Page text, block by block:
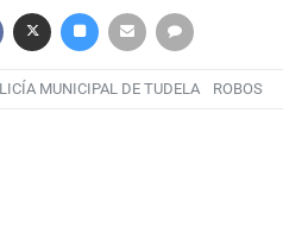
MUNICIPAL DE TUDELA ROBOS